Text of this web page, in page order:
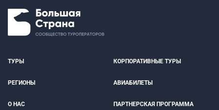
ТУРЫ КОРПОРАТИВНЫЕ ТУРЫ
РЕГИОНЫ АВИАБИЛЕТЫ
О НАС ПАРТНЕРСКАЯ ПРОГРАММА